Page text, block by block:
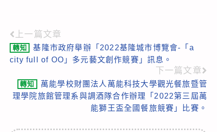
Read
more
上一篇文章
轉知
基隆市政府舉辦「2022基隆城市博覽會-「a
city full of OO」多元藝文創作競賽」訊息。
下一篇文章
轉知
萬能學校財團法人萬能科技大學觀光餐旅暨管
理學院旅館管理系與調酒隊合作辦理「2022第三屆萬
能獅王盃全國餐旅競賽」比賽。